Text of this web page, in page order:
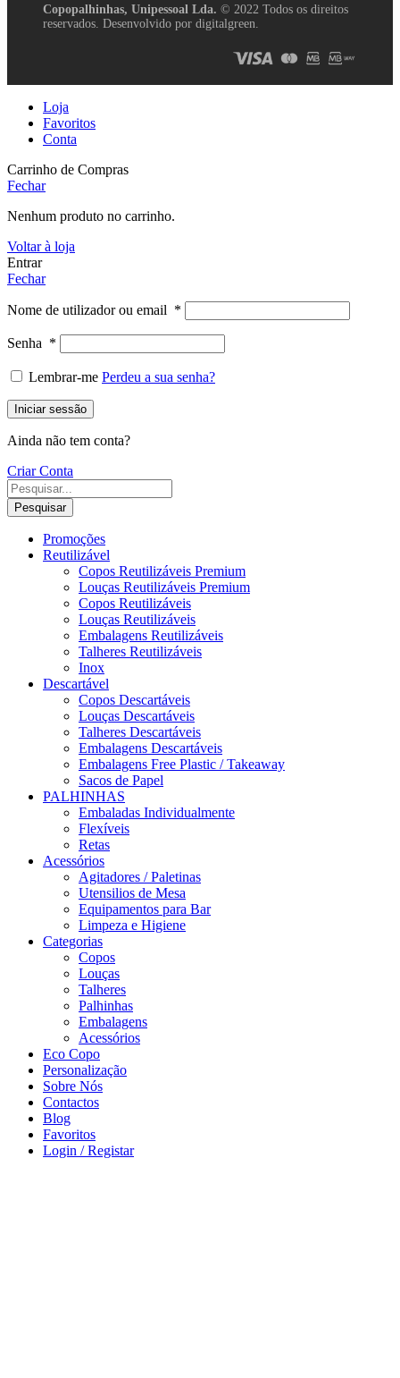
Copopalhinhas, Unipessoal Lda. © 2022 Todos os direitos
reservados. Desenvolvido por digitalgreen.
Loja
Favoritos
Conta
Carrinho de Compras
Fechar
Nenhum produto no carrinho.
Voltar à loja
Entrar
Fechar
Nome de utilizador ou email *
Senha *
Lembrar-me Perdeu a sua senha?
Iniciar sessão
Ainda não tem conta?
Criar Conta
Pesquisar
Promoções
Reutilizável
Copos Reutilizáveis Premium
Louças Reutilizáveis Premium
Copos Reutilizáveis
Louças Reutilizáveis
Embalagens Reutilizáveis
Talheres Reutilizáveis
Inox
Descartável
Copos Descartáveis
Louças Descartáveis
Talheres Descartáveis
Embalagens Descartáveis
Embalagens Free Plastic / Takeaway
Sacos de Papel
PALHINHAS
Embaladas Individualmente
Flexíveis
Retas
Acessórios
Agitadores / Paletinas
Utensilios de Mesa
Equipamentos para Bar
Limpeza e Higiene
Categorias
Copos
Louças
Talheres
Palhinhas
Embalagens
Acessórios
Eco Copo
Personalização
Sobre Nós
Contactos
Blog
Favoritos
Login / Registar